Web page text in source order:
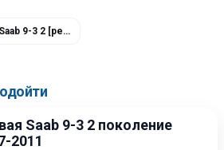
дверь передняя правая Saab 9-3 2 [рестайлинг] 2007-2011
Saab 9-3 2 поколение
2011